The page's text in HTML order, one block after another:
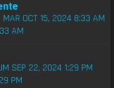
MAR OCT 15, 2024 8:33 AM
AM
SEP 22, 2024 1:29 PM
PM